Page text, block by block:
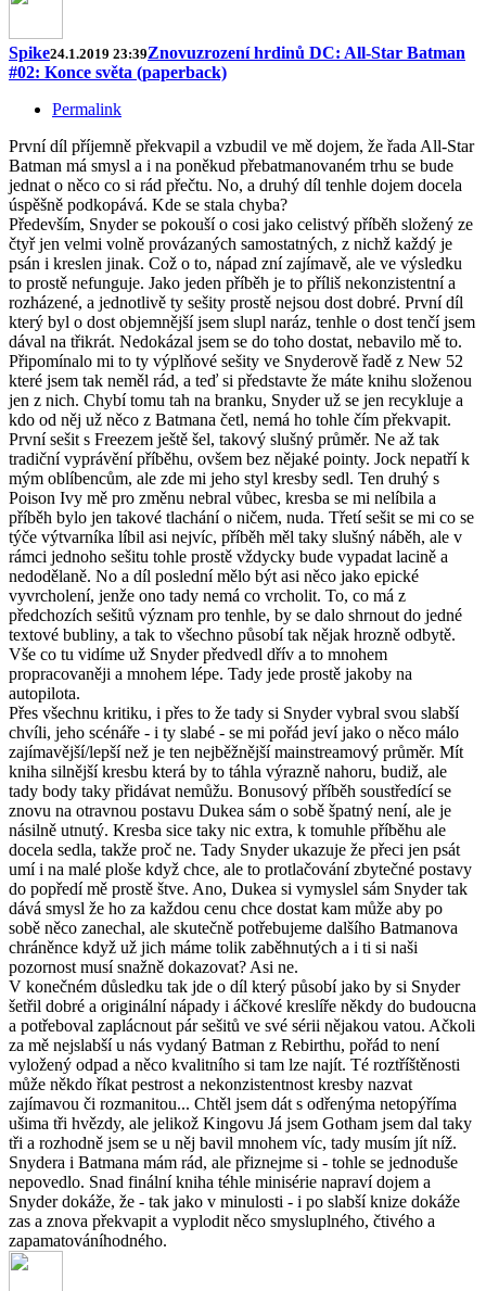
Spike24.1.2019 23:39Znovuzrození hrdinů DC: All-Star Batman
#02: Konce světa (paperback)
Permalink
První díl příjemně překvapil a vzbudil ve mě dojem, že řada All-Star
Batman má smysl a i na poněkud přebatmanovaném trhu se bude
jednat o něco co si rád přečtu. No, a druhý díl tenhle dojem docela
úspěšně podkopává. Kde se stala chyba?
Především, Snyder se pokouší o cosi jako celistvý příběh složený ze
čtyř jen velmi volně provázaných samostatných, z nichž každý je
psán i kreslen jinak. Což o to, nápad zní zajímavě, ale ve výsledku
to prostě nefunguje. Jako jeden příběh je to příliš nekonzistentní a
rozházené, a jednotlivě ty sešity prostě nejsou dost dobré. První díl
který byl o dost objemnější jsem slupl naráz, tenhle o dost tenčí jsem
dával na třikrát. Nedokázal jsem se do toho dostat, nebavilo mě to.
Připomínalo mi to ty výplňové sešity ve Snyderově řadě z New 52
které jsem tak neměl rád, a teď si představte že máte knihu složenou
jen z nich. Chybí tomu tah na branku, Snyder už se jen recykluje a
kdo od něj už něco z Batmana četl, nemá ho tohle čím překvapit.
První sešit s Freezem ještě šel, takový slušný průměr. Ne až tak
tradiční vyprávění příběhu, ovšem bez nějaké pointy. Jock nepatří k
mým oblíbencům, ale zde mi jeho styl kresby sedl. Ten druhý s
Poison Ivy mě pro změnu nebral vůbec, kresba se mi nelíbila a
příběh bylo jen takové tlachání o ničem, nuda. Třetí sešit se mi co se
týče výtvarníka líbil asi nejvíc, příběh měl taky slušný náběh, ale v
rámci jednoho sešitu tohle prostě vždycky bude vypadat lacině a
nedodělaně. No a díl poslední mělo být asi něco jako epické
vyvrcholení, jenže ono tady nemá co vrcholit. To, co má z
předchozích sešitů význam pro tenhle, by se dalo shrnout do jedné
textové bubliny, a tak to všechno působí tak nějak hrozně odbytě.
Vše co tu vidíme už Snyder předvedl dřív a to mnohem
propracovaněji a mnohem lépe. Tady jede prostě jakoby na
autopilota.
Přes všechnu kritiku, i přes to že tady si Snyder vybral svou slabší
chvíli, jeho scénáře - i ty slabé - se mi pořád jeví jako o něco málo
zajímavější/lepší než je ten nejběžnější mainstreamový průměr. Mít
kniha silnější kresbu která by to táhla výrazně nahoru, budiž, ale
tady body taky přidávat nemůžu. Bonusový příběh soustředící se
znovu na otravnou postavu Dukea sám o sobě špatný není, ale je
násilně utnutý. Kresba sice taky nic extra, k tomuhle příběhu ale
docela sedla, takže proč ne. Tady Snyder ukazuje že přeci jen psát
umí i na malé ploše když chce, ale to protlačování zbytečné postavy
do popředí mě prostě štve. Ano, Dukea si vymyslel sám Snyder tak
dává smysl že ho za každou cenu chce dostat kam může aby po
sobě něco zanechal, ale skutečně potřebujeme dalšího Batmanova
chráněnce když už jich máme tolik zaběhnutých a i ti si naši
pozornost musí snažně dokazovat? Asi ne.
V konečném důsledku tak jde o díl který působí jako by si Snyder
šetřil dobré a originální nápady i áčkové kreslíře někdy do budoucna
a potřeboval zaplácnout pár sešitů ve své sérii nějakou vatou. Ačkoli
za mě nejslabší u nás vydaný Batman z Rebirthu, pořád to není
vyložený odpad a něco kvalitního si tam lze najít. Té roztříštěnosti
může někdo říkat pestrost a nekonzistentnost kresby nazvat
zajímavou či rozmanitou... Chtěl jsem dát s odřenýma netopýříma
ušima tři hvězdy, ale jelikož Kingovu Já jsem Gotham jsem dal taky
tři a rozhodně jsem se u něj bavil mnohem víc, tady musím jít níž.
Snydera i Batmana mám rád, ale přiznejme si - tohle se jednoduše
nepovedlo. Snad finální kniha téhle minisérie napraví dojem a
Snyder dokáže, že - tak jako v minulosti - i po slabší knize dokáže
zas a znova překvapit a vyplodit něco smysluplného, čtivého a
zapamatováníhodného.